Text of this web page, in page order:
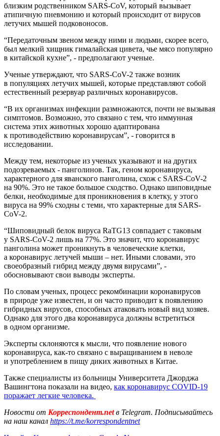
близким родственником SARS-CoV, который вызывает
атипичную пневмонию и который происходит от вирусов
летучих мышей подковоносов.
“Передаточным звеном между ними и людьми, скорее всего,
был мелкий хищник гималайская цивета, чье мясо популярно
в китайской кухне”, - предполагают ученые.
Ученые утверждают, что SARS-CoV-2 также возник
в популяциях летучих мышей, которые представляют собой
естественный резервуар различных коронавирусов.
“В их организмах инфекции размножаются, почти не вызывая
симптомов. Возможно, это связано с тем, что иммунная
система этих животных хорошо адаптирована
к противодействию коронавирусам”, - говорится в
исследовании.
Между тем, некоторые из ученых указывают и на других
подозреваемых - панголинов. Так, геном коронавируса,
характерного для яванского панголина, схож с SARS-CoV-2
на 90%. Это не такое большое сходство. Однако шиповидные
белки, необходимые для проникновения в клетку, у этого
вируса на 99% сходны с теми, что характерные для SARS-
CoV-2.
“Шиповидный белок вируса RaTG13 совпадает с таковым
у SARS-CoV-2 лишь на 77%. Это значит, что коронавирус
панголина может проникнуть в человеческие клетки,
а коронавирус летучей мыши – нет. Иными словами, это
своеобразный гибрид между двумя вирусами”, -
обосновывают свои выводы эксперты.
По словам ученых, процесс рекомбинации коронавирусов
в природе уже известен, и он часто приводит к появлению
гибридных вирусов, способных атаковать новый вид хозяев.
Однако для этого два коронавируса должны встретиться
в одном организме.
Эксперты склоняются к мысли, что появление нового
коронавируса, как-то связано с выращиванием в неволе
и употреблением в пищу диких животных в Китае.
Также специалисты из больницы Университета Джорджа
Вашингтона показали на видео, как коронавирус COVID-19
поражает легкие человека.
Новости от Корреспондент.netв Telegram. Подписывайтесь
на наш канал https://t.me/korrespondentnet